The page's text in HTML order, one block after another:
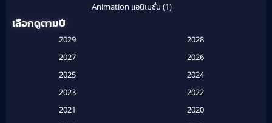
Animation แอนิเมชั่น (1)
Based on a True Story สร้างจากเรื่องจริง(2)
เลือกดูตามปี
2029
2028
2027
2026
2025
2024
2023
2022
2021
2020